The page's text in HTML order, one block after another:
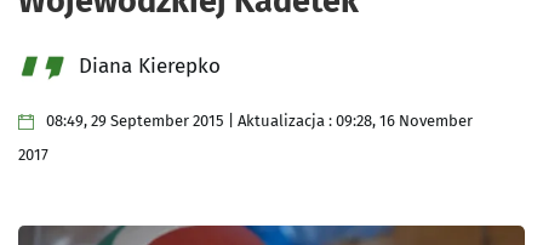
Diana Kierepko
08:49, 29 September 2015 | Aktualizacja : 09:28, 16 November
2017